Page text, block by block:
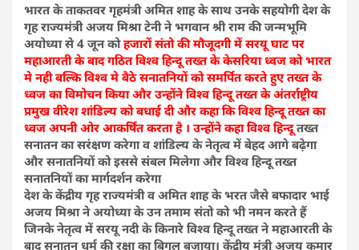
भारत के ताकतवर गृहमंत्री अमित शाह के साथ उनके सहयोगी देश के
गृह राज्यमंत्री अजय मिश्रा टेनी ने भगवान श्री राम की जन्मभूमि
अयोध्या से 4 जून कोहजारों संतो की मौजूदगी में सरयू घाट पर
महाआरती के बाद गठित विश्व हिन्दू तख्त के केसरिया ध्वज को भारत
मे नही बल्कि विश्व मे बैठे सनातनियों को समर्पित करते हुए तख्त के
ध्वज का विमोचन किया और उन्होंने विश्व हिन्दू तख्त के अंतर्राष्ट्रीय
प्रमुख वीरेश शांडिल्य को बधाई दी और कहा कि विश्व हिन्दू तख्त का
ध्वज अपनी ओर आकर्षित करता है । उन्होंने कहा विश्व हिन्दूतख्त
सनातन का सरंक्षण करेगा व शांडिल्य के नेतृत्व में बेहद आगे बढ़ेगा
और सनातनियों को इससे संबल मिलेगा और विश्व हिन्दू तख्त
सनातनियों का मार्गदर्शन करेगा
देश के केंद्रीय गृह राज्यमंत्री व अमित शाह के भरत जैसे बफादार भाई
अजय मिश्रा ने अयोध्या के उन तमाम संतो को भी नमन करते हैं
जिनके नेतृत्व में सरयू नदी के किनारे विश्व हिन्दू तख्त ने महाआरती के
बाद सनातन धर्म की रक्षा का बिगुल बजाया। केंद्रीय मंत्री अजय कुमार